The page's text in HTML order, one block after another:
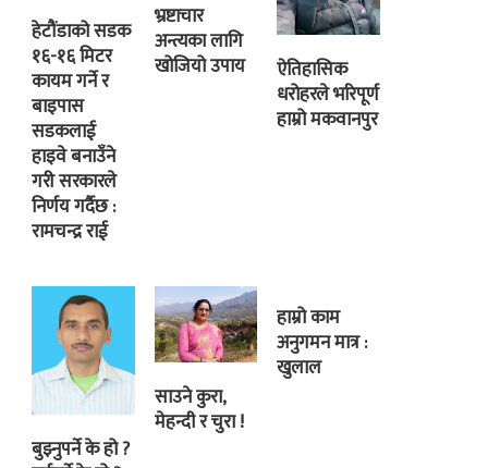
हेटौंडाको सडक
१६-१६ मिटर
कायम गर्ने र
बाइपास
सडकलाई
हाइवे बनाउँने
गरी सरकारले
निर्णय गर्दैछ :
रामचन्द्र राई
भ्रष्टाचार
अन्त्यका लागि
खोजियो उपाय
ऐतिहासिक
धरोहरले भरिपूर्ण
हाम्रो मकवानपुर
बुझ्नुपर्ने के हो ?
साउने कुरा,
मेहन्दी र चुरा !
हाम्रो काम
अनुगमन मात्र :
खुलाल